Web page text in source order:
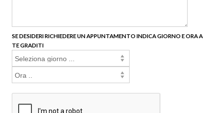
SE DESIDERI RICHIEDERE UN APPUNTAMENTO INDICA GIORNO E ORA A
TE GRADITI